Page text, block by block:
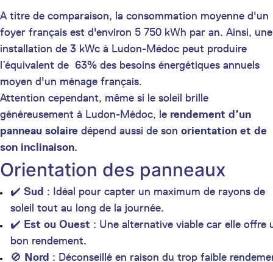
A titre de comparaison, la consommation moyenne d'un
foyer français est d'environ 5 750 kWh par an. Ainsi, une
installation de 3 kWc à Ludon-Médoc peut produire
l’équivalent de 63% des besoins énergétiques annuels
moyen d'un ménage français.
Attention cependant, même si le soleil brille
généreusement à Ludon-Médoc, le rendement d’un
panneau solaire dépend aussi de son orientation et de
son inclinaison.
Orientation des panneaux
✔️ Sud : Idéal pour capter un maximum de rayons de
soleil tout au long de la journée.
✔️ Est ou Ouest : Une alternative viable car elle offre
bon rendement.
🚫 Nord : Déconseillé en raison du trop faible